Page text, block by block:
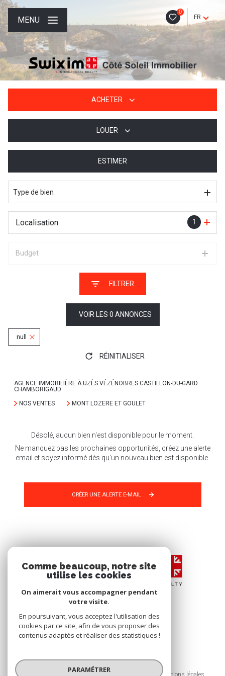
0
FR
MENU
ACHETER
De l'immo pro
LOUER
De l'immo pro
ESTIMER
Type de bien
1
Localisation
Budget
FILTRER
VOIR LES 0 ANNONCES
null
RÉINITIALISER
AGENCE IMMOBILIÈRE À UZÈS VÉZÉNOBRES CASTILLON-DU-GARD
CHAMBORIGAUD
NOS VENTES
MONT LOZERE ET GOULET
Désolé, aucun bien n'est disponible pour le moment.
Ne manquez pas les prochaines opportunités, créez une alerte
email et soyez informé dès qu'un nouveau bien est disponible.
CRÉER UNE ALERTE E-MAIL
© 2026 | Tous droits réservés
Comme beaucoup, notre site
utilise les cookies
On aimerait vous accompagner pendant
votre visite.
En poursuivant, vous acceptez l'utilisation des
cookies par ce site, afin de vous proposer des
contenus adaptés et réaliser des statistiques !
PARAMÉTRER